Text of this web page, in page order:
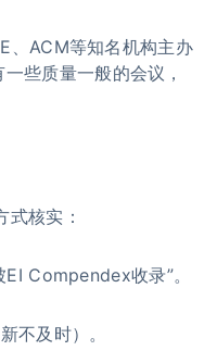
、ACM等知名机构主办
些质量一般的会议，
核实：
Compendex收录”。
不及时）。